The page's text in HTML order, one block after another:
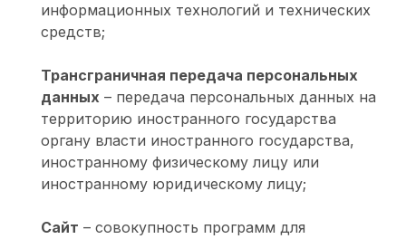
информационных технологий и технических
средств;
Трансграничная передача персональных
данных – передача персональных данных на
территорию иностранного государства
органу власти иностранного государства,
иностранному физическому лицу или
иностранному юридическому лицу;
Сайт – совокупность программ для